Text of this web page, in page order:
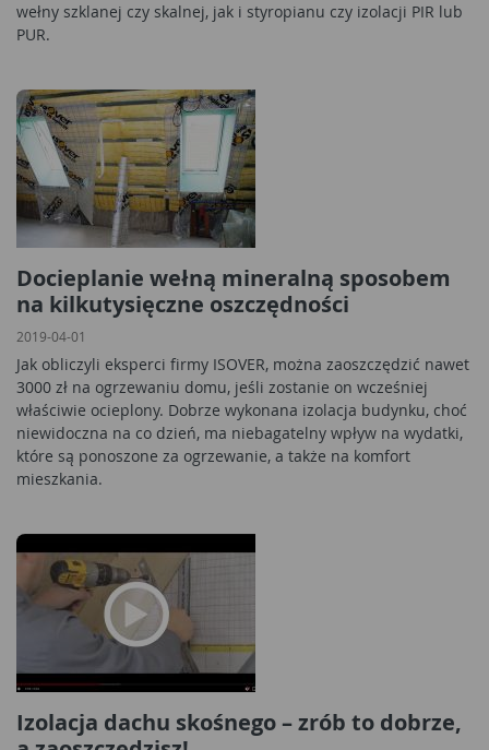
wełny szklanej czy skalnej, jak i styropianu czy izolacji PIR lub
PUR.
Docieplanie wełną mineralną sposobem
na kilkutysięczne oszczędności
2019-04-01
Jak obliczyli eksperci firmy ISOVER, można zaoszczędzić nawet
3000 zł na ogrzewaniu domu, jeśli zostanie on wcześniej
właściwie ocieplony. Dobrze wykonana izolacja budynku, choć
niewidoczna na co dzień, ma niebagatelny wpływ na wydatki,
które są ponoszone za ogrzewanie, a także na komfort
mieszkania.
Izolacja dachu skośnego – zrób to dobrze,